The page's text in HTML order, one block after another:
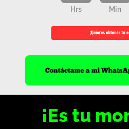
Hrs Min
¡Es tu